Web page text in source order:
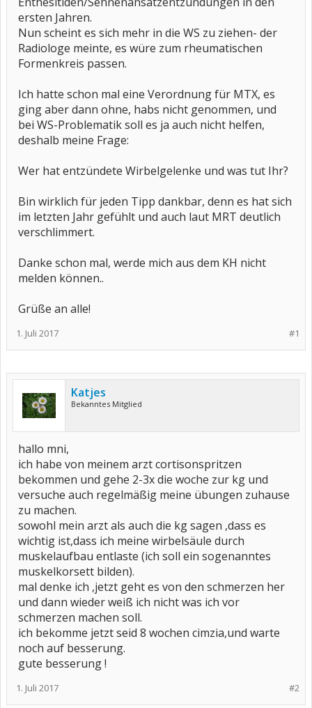
ersten Jahren.
Nun scheint es sich mehr in die WS zu ziehen- der
Radiologe meinte, es würe zum rheumatischen
Formenkreis passen.
Ich hatte schon mal eine Verordnung für MTX, es
ging aber dann ohne, habs nicht genommen, und
bei WS-Problematik soll es ja auch nicht helfen,
deshalb meine Frage:
Wer hat entzündete Wirbelgelenke und was tut Ihr?
Bin wirklich für jeden Tipp dankbar, denn es hat sich
im letzten Jahr gefühlt und auch laut MRT deutlich
verschlimmert.
Danke schon mal, werde mich aus dem KH nicht
melden können..
Grüße an alle!
#1
1. Juli 2017
Katjes
Bekanntes Mitglied
hallo mni,
ich habe von meinem arzt cortisonspritzen
bekommen und gehe 2-3x die woche zur kg und
versuche auch regelmäßig meine übungen zuhause
zu machen.
sowohl mein arzt als auch die kg sagen ,dass es
wichtig ist,dass ich meine wirbelsäule durch
muskelaufbau entlaste (ich soll ein sogenanntes
muskelkorsett bilden).
mal denke ich ,jetzt geht es von den schmerzen her
und dann wieder weiß ich nicht was ich vor
schmerzen machen soll.
ich bekomme jetzt seid 8 wochen cimzia,und warte
noch auf besserung.
gute besserung !
#2
1. Juli 2017